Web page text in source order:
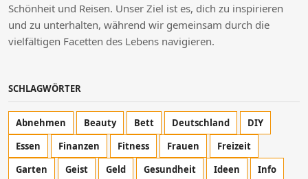
Schönheit und Reisen. Unser Ziel ist es, dich zu inspirieren
und zu unterhalten, während wir gemeinsam durch die
vielfältigen Facetten des Lebens navigieren.
SCHLAGWÖRTER
Abnehmen Beauty Bett Deutschland
DIY
Essen
Finanzen Fitness Frauen
Freizeit
Garten
Geist Geld Gesundheit Ideen
Info